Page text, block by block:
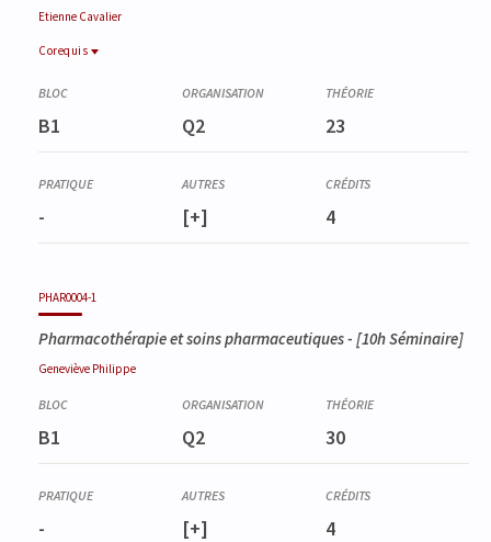
Etienne Cavalier
Corequis
Corequis
Chimie clinique (Partim I)
B1 Q2 23
- [+] 4
PHAR0004-1
Pharmacothérapie et soins pharmaceutiques- [10h Séminaire]
Geneviève Philippe
B1 Q2 30
- [+] 4